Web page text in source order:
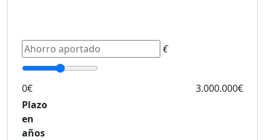
€
0€
3.000.000€
Plazo
en
años